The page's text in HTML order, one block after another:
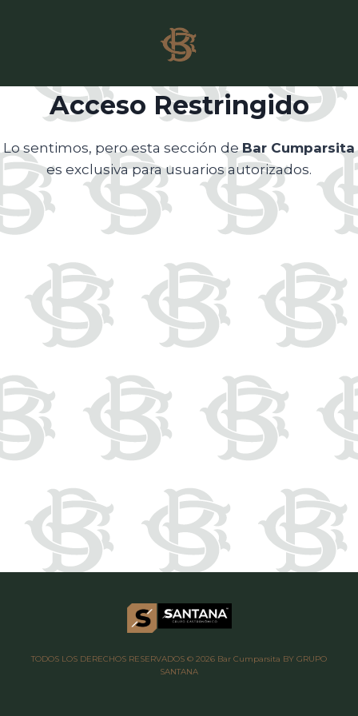
Acceso Restringido
Lo sentimos, pero esta sección deBar Cumparsita
es exclusiva para usuarios autorizados.
TODOS LOS DERECHOS RESERVADOS © 2026 Bar Cumparsita BY GRUPO
SANTANA